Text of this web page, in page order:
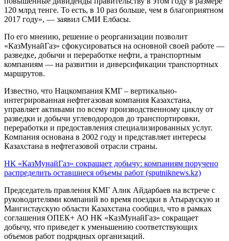
120 млрд тенге. То есть, в 10 раз больше, чем в благоприятном
2017 году», — заявил СМИ Елбасы.
По его мнению, решение о реорганизации позволит
«КазМунайГаз» сфокусироваться на основной своей работе —
разведке, добычи и переработке нефти, а транспортным
компаниям — на развитии и диверсификации транспортных
маршрутов.
Известно, что Нацкомпания КМГ – вертикально-
интегрированная нефтегазовая компания Казахстана,
управляет активами по всему производственному циклу от
разведки и добычи углеводородов до транспортировки,
переработки и предоставления специализированных услуг.
Компания основана в 2002 году и представляет интересы
Казахстана в нефтегазовой отрасли страны.
НК «КазМунайГаз» сокращает добычу: компаниям поручено
распределить оставшиеся объемы работ (sputniknews.kz)
Председатель правления КМГ Алик Айдарбаев на встрече с
руководителями компаний во время поездки в Атыраускую и
Мангистаускую области Казахстана сообщил, что в рамках
соглашения ОПЕК+ АО НК «КазМунайГаз» сокращает
добычу, что приведет к уменьшению соответствующих
объемов работ подрядных организаций.